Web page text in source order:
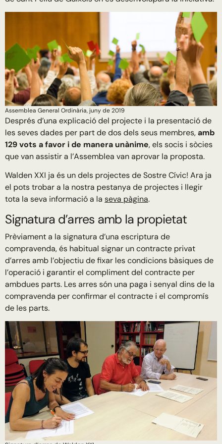
Assemblea General Ordinària, juny de 2019
Després d’una explicació del projecte i la presentació de
les seves dades per part de dos dels seus membres,amb
129 vots a favor i de manera unànime, els socis i sòcies
que van assistir a l’Assemblea van aprovar la proposta.
Walden XXI ja és un dels projectes de Sostre Cívic! Ara ja
el pots trobar a la nostra pestanya de projectes i llegir
tota la seva informació a la seva pàgina.
Signatura d’arres amb la propietat
Prèviament a la signatura d’una escriptura de
compravenda, és habitual signar un contracte privat
d’arres amb l’objectiu de fixar les condicions bàsiques de
l’operació i garantir el compliment del contracte per
ambdues parts. Les arres són una paga i senyal dins de la
compravenda per confirmar el contracte i el compromís
de les parts.